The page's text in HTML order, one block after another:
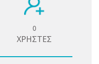
0
ΧΡΗΣΤΕΣ